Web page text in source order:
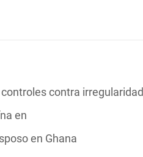
contra
en
en Ghana